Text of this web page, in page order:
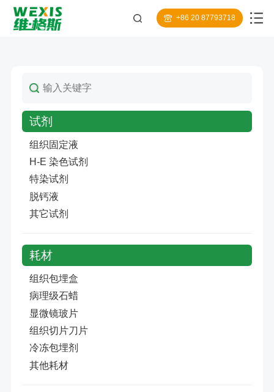
+86 20 87793718
试剂
组织固定液
H-E 染色试剂
特染试剂
脱钙液
其它试剂
耗材
组织包埋盒
病理级石蜡
显微镜玻片
组织切片刀片
冷冻包埋剂
其他耗材